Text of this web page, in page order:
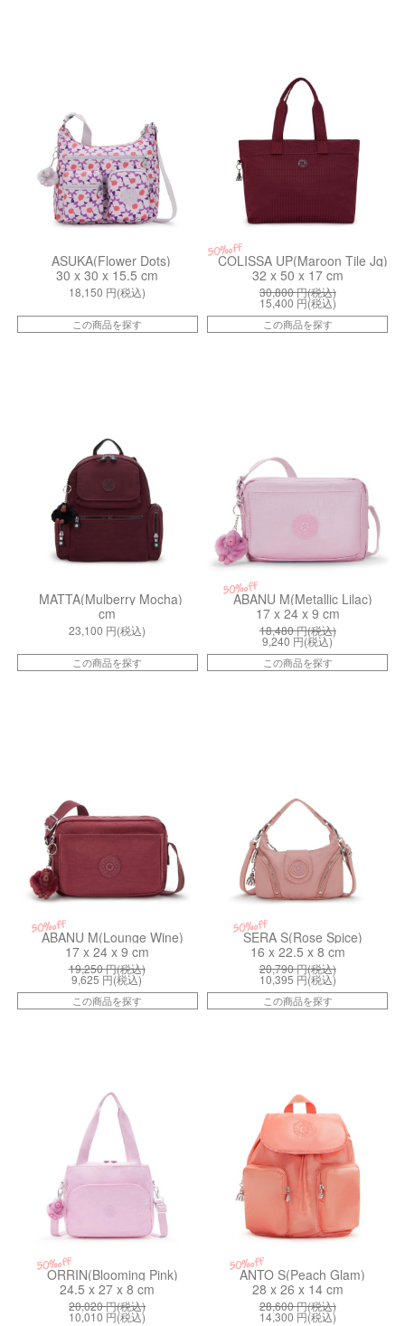
ASUKA(Flower Dots)
30 x 30 x 15.5 cm
18,150 円(税込)
この商品を探す
50%off
COLISSA UP(Maroon Tile Jq)
32 x 50 x 17 cm
30,800円(税込)
15,400 円(税込)
この商品を探す
MATTA(Mulberry Mocha)
cm
23,100 円(税込)
この商品を探す
50%off
ABANU M(Metallic Lilac)
17 x 24 x 9 cm
18,480円(税込)
9,240 円(税込)
この商品を探す
50%off
ABANU M(Lounge Wine)
17 x 24 x 9 cm
19,250円(税込)
9,625 円(税込)
この商品を探す
50%off
SERA S(Rose Spice)
16 x 22.5 x 8 cm
20,790円(税込)
10,395 円(税込)
この商品を探す
50%off
ORRIN(Blooming Pink)
24.5 x 27 x 8 cm
20,020円(税込)
10,010 円(税込)
50%off
ANTO S(Peach Glam)
28 x 26 x 14 cm
28,600円(税込)
14,300 円(税込)